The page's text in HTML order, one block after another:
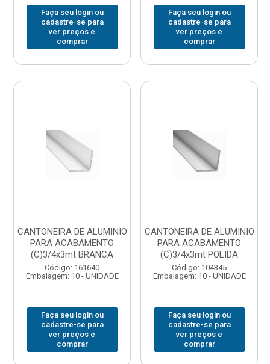
Faça seu login ou
cadastre-se para
ver preços e
comprar
Faça seu login ou
cadastre-se para
ver preços e
comprar
CANTONEIRA DE ALUMINIO
PARA ACABAMENTO
(C)3/4x3mt BRANCA
Código: 161640
Embalagem: 10 - UNIDADE
Faça seu login ou
cadastre-se para
ver preços e
comprar
CANTONEIRA DE ALUMINIO
PARA ACABAMENTO
(C)3/4x3mt POLIDA
Código: 104345
Embalagem: 10 - UNIDADE
Faça seu login ou
cadastre-se para
ver preços e
comprar